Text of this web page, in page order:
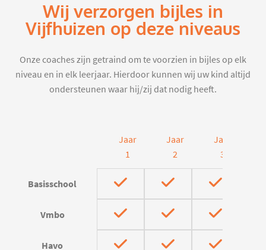
Wij verzorgen bijles in
Vijfhuizen op deze niveaus
Onze coaches zijn getraind om te voorzien in bijles op elk
niveau en in elk leerjaar. Hierdoor kunnen wij uw kind altijd
ondersteunen waar hij/zij dat nodig heeft.
Jaar
1
Jaar
2
Jaar
3
Basisschool
Vmbo
Havo